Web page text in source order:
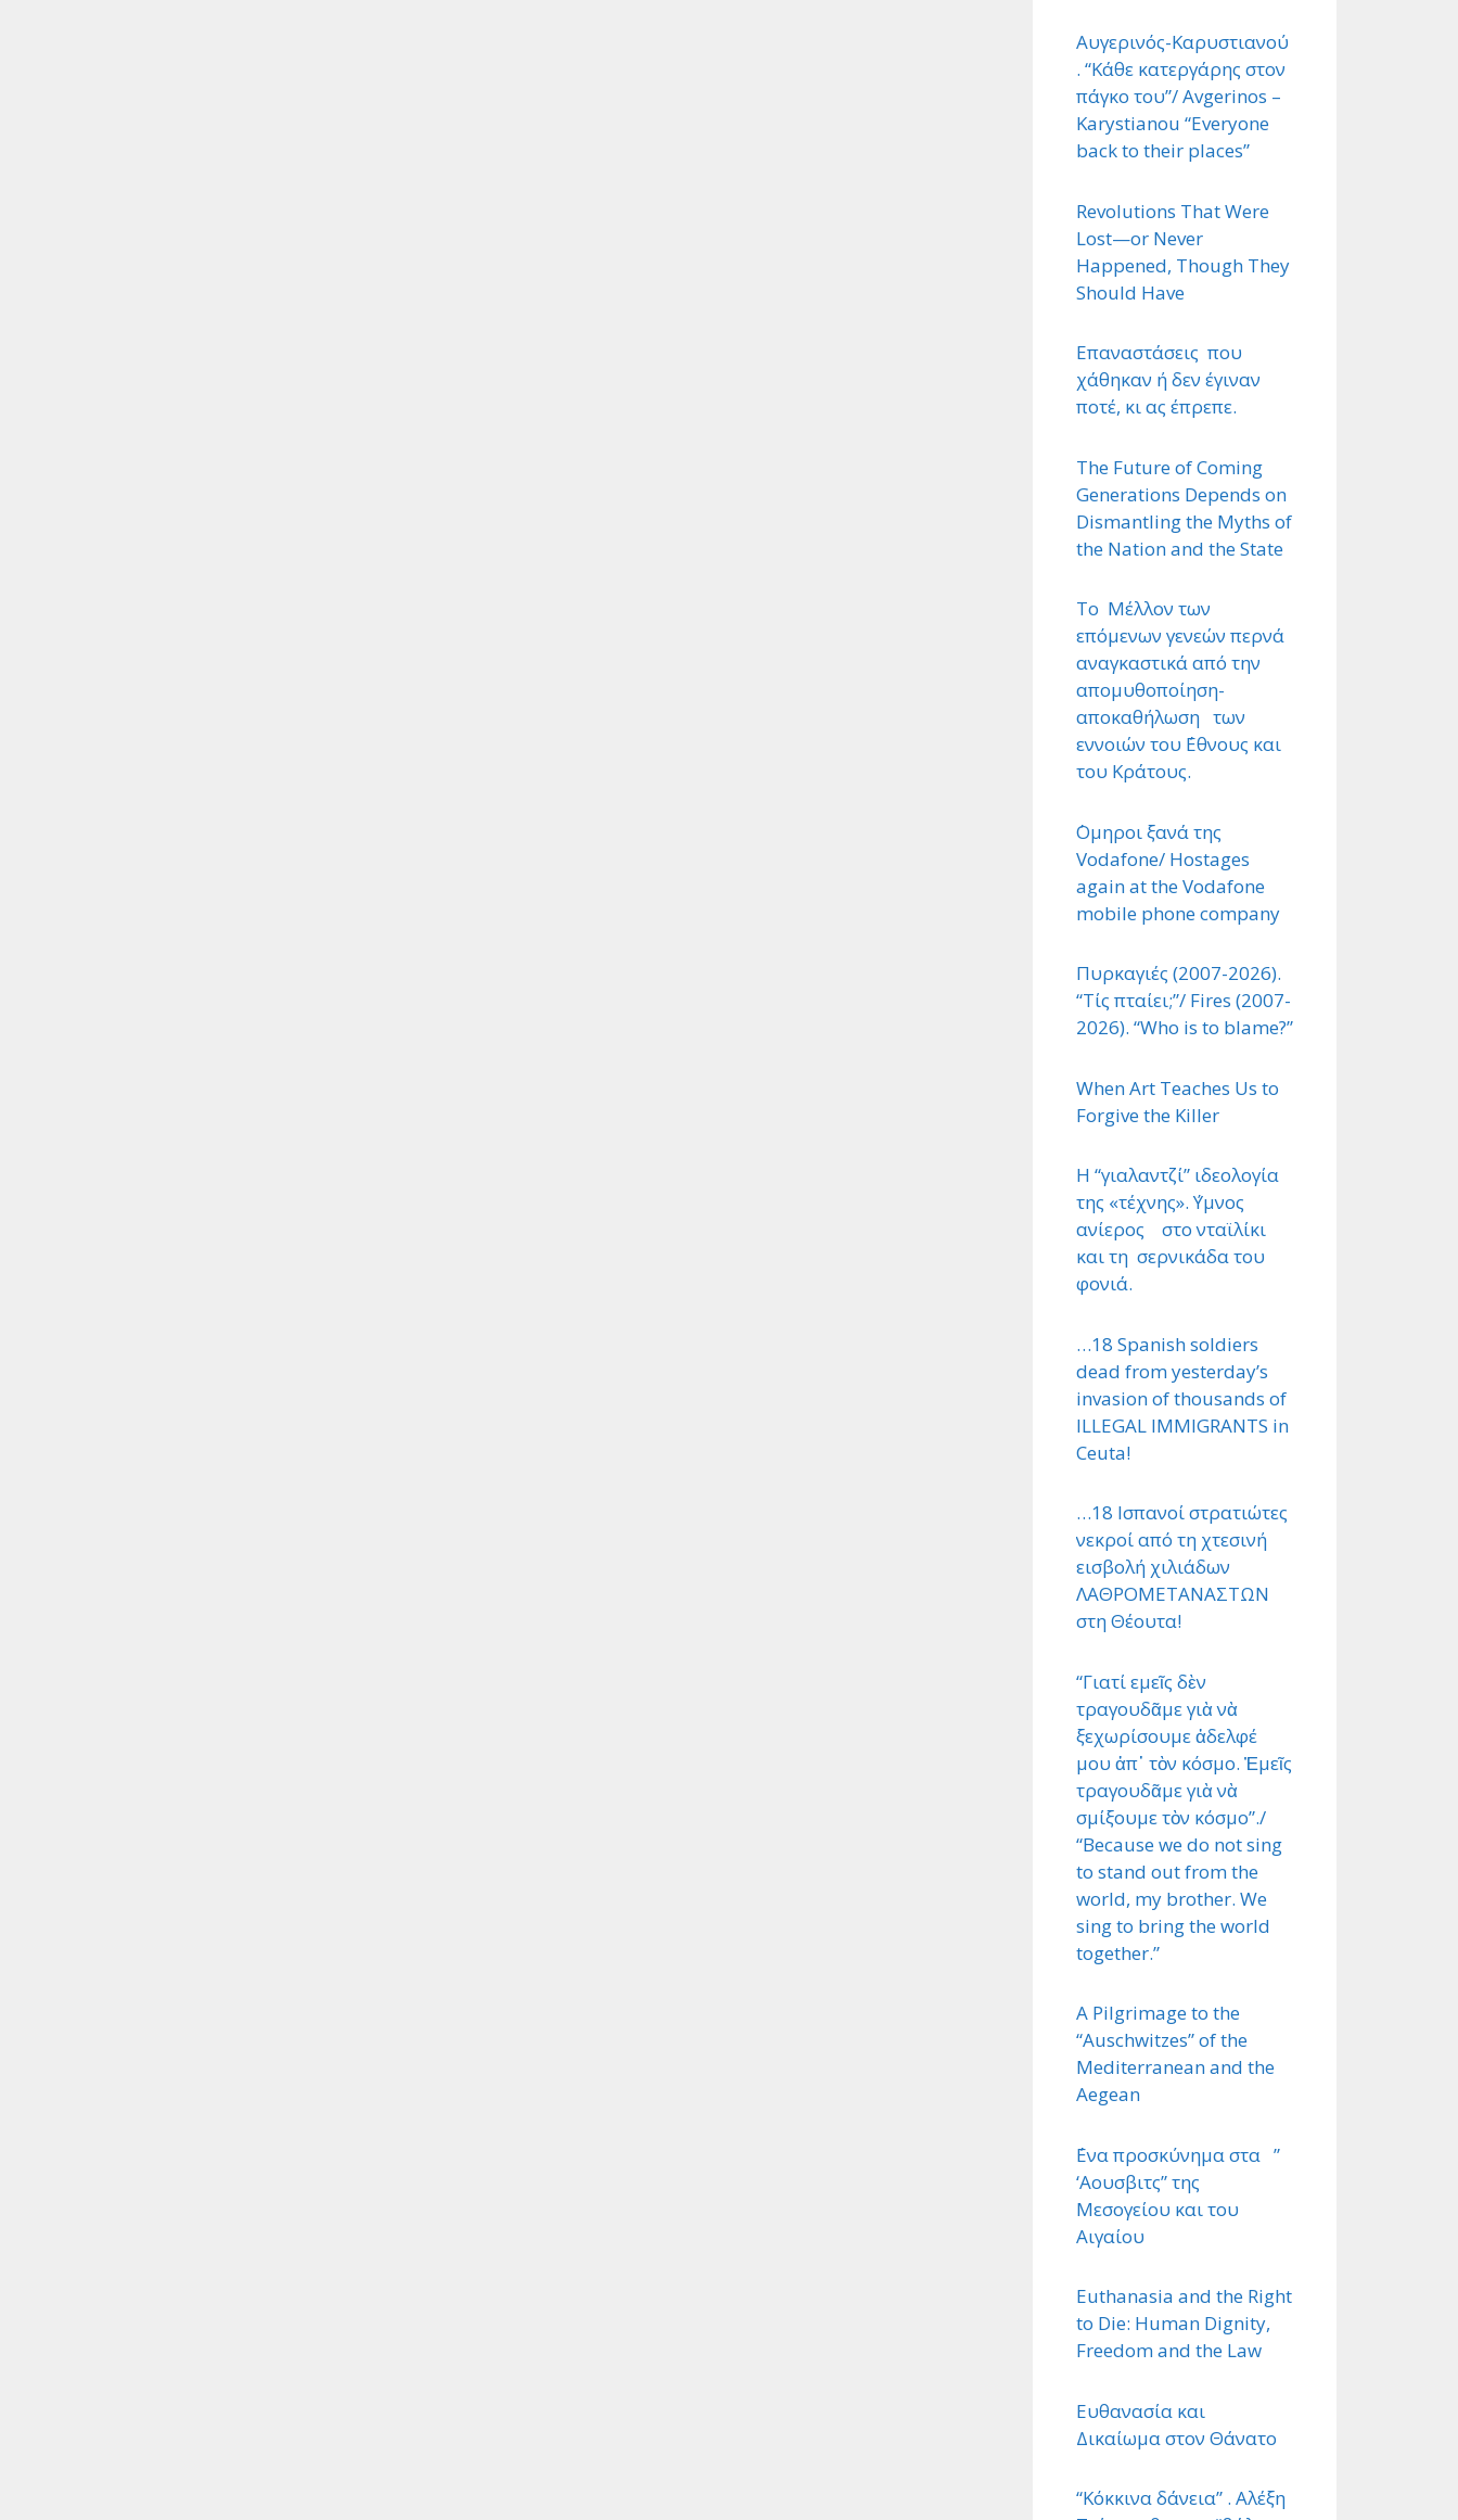
Αυγερινός-Καρυστιανού
. “Κάθε κατεργάρης στον
πάγκο του”/ Avgerinos –
Karystianou “Εveryone
back to their places”
Revolutions That Were
Lost—or Never
Happened, Though They
Should Have
Επαναστάσεις που
χάθηκαν ή δεν έγιναν
ποτέ, κι ας έπρεπε.
The Future of Coming
Generations Depends on
Dismantling the Myths of
the Nation and the State
Το Μέλλον των
επόμενων γενεών περνά
αναγκαστικά από την
απομυθοποίηση-
αποκαθήλωση των
εννοιών του ΄Εθνους και
του Κράτους.
΄Ομηροι ξανά της
Vodafone/ Hostages
again at the Vodafone
mobile phone company
Πυρκαγιές (2007-2026).
“Τίς πταίει;”/ Fires (2007-
2026). “Who is to blame?”
When Art Teaches Us to
Forgive the Killer
Η “γιαλαντζί” ιδεολογία
της «τέχνης». ΄Υμνος
ανίερος στο νταϊλίκι
και τη σερνικάδα του
φονιά.
…18 Spanish soldiers
dead from yesterday’s
invasion of thousands of
ILLEGAL IMMIGRANTS in
Ceuta!
…18 Ισπανοί στρατιώτες
νεκροί από τη χτεσινή
εισβολή χιλιάδων
ΛΑΘΡΟΜΕΤΑΝΑΣΤΩΝ
στη Θέουτα!
“Γιατί εμεῖς δὲν
τραγουδᾶμε γιὰ νὰ
ξεχωρίσουμε ἀδελφέ
μου ἀπ᾿ τὸν κόσμο. Ἐμεῖς
τραγουδᾶμε γιὰ νὰ
σμίξουμε τὸν κόσμο”./
“Because we do not sing
to stand out from the
world, my brother. We
sing to bring the world
together.”
A Pilgrimage to the
“Auschwitzes” of the
Mediterranean and the
Aegean
΄Ενα προσκύνημα στα ”
‘Αουσβιτς” της
Μεσογείου και του
Αιγαίου
Euthanasia and the Right
to Die: Human Dignity,
Freedom and the Law
Ευθανασία και
Δικαίωμα στον Θάνατο
“Κόκκινα δάνεια” . Αλέξη